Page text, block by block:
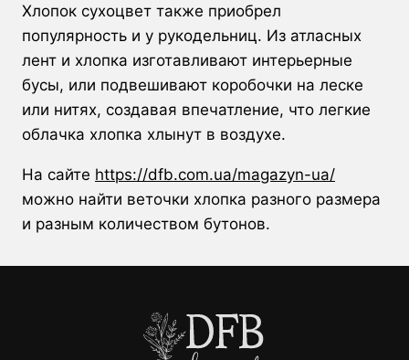
Хлопок сухоцвет также приобрел
популярность и у рукодельниц. Из атласных
лент и хлопка изготавливают интерьерные
бусы, или подвешивают коробочки на леске
или нитях, создавая впечатление, что легкие
облачка хлопка хлынут в воздухе.
На сайте https://dfb.com.ua/magazyn-ua/
можно найти веточки хлопка разного размера
и разным количеством бутонов.